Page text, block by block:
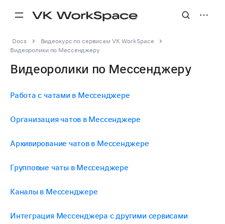
Docs
Видеокурс по сервисам VK WorkSpace
Видеоролики по Мессенджеру
Видеоролики по Мессенджеру
Работа с чатами в Мессенджере
Организация чатов в Мессенджере
Архивирование чатов в Мессенджере
Групповые чаты в Мессенджере
Каналы в Мессенджере
Интеграция Мессенджера с другими сервисами